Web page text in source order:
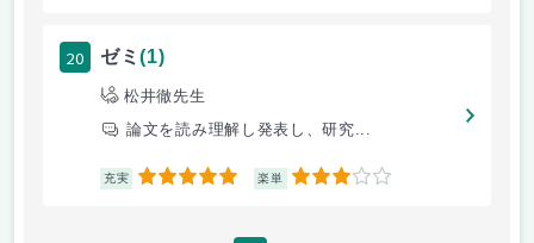
20 ゼミ(1)
松井徹先生
論文を読み理解し発表し、研究...
充実 5 楽単 3